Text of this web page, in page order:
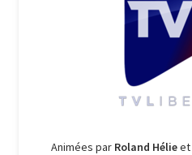
Animées par Roland Hélieet